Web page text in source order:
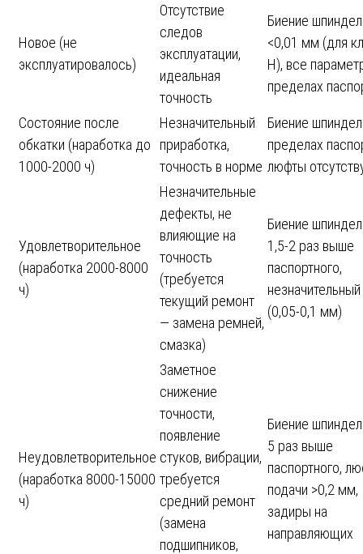
Новое (не
эксплуатировалось)
Отсутствие
следов
эксплуатации,
идеальная
точность
Биение
<0,01 мм (для
Н), все
пределах
Состояние после
обкатки (наработка до
1000-2000 ч)
Незначительный
приработка,
точность в норме
Биение
пределах
люфты
Удовлетворительное
(наработка 2000-8000
ч)
Незначительные
дефекты, не
влияющие на
точность
(требуется
текущий ремонт
— замена ремней,
смазка)
Биение
1,5-2 раз выше
паспортного,
(0,05-0,1 мм)
Неудовлетворительное
(наработка 8000-15000
ч)
Заметное
снижение
точности,
появление
стуков, вибрации,
требуется
средний ремонт
(замена
подшипников,
Биение
5 раз выше
паспортного,
подачи >0,2 мм,
задиры на
направляющих